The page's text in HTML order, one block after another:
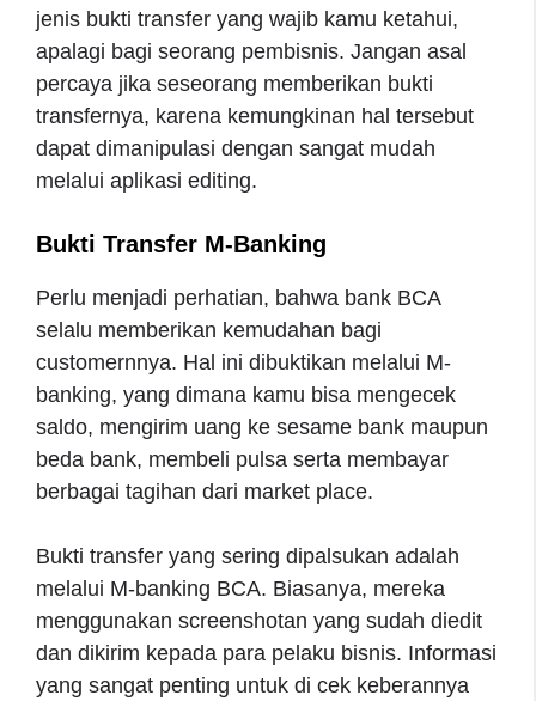
jenis bukti transfer yang wajib kamu ketahui,
apalagi bagi seorang pembisnis. Jangan asal
percaya jika seseorang memberikan bukti
transfernya, karena kemungkinan hal tersebut
dapat dimanipulasi dengan sangat mudah
melalui aplikasi editing.
Bukti Transfer M-Banking
Perlu menjadi perhatian, bahwa bank BCA
selalu memberikan kemudahan bagi
customernnya. Hal ini dibuktikan melalui M-
banking, yang dimana kamu bisa mengecek
saldo, mengirim uang ke sesame bank maupun
beda bank, membeli pulsa serta membayar
berbagai tagihan dari market place.
Bukti transfer yang sering dipalsukan adalah
melalui M-banking BCA. Biasanya, mereka
menggunakan screenshotan yang sudah diedit
dan dikirim kepada para pelaku bisnis. Informasi
yang sangat penting untuk di cek keberannya